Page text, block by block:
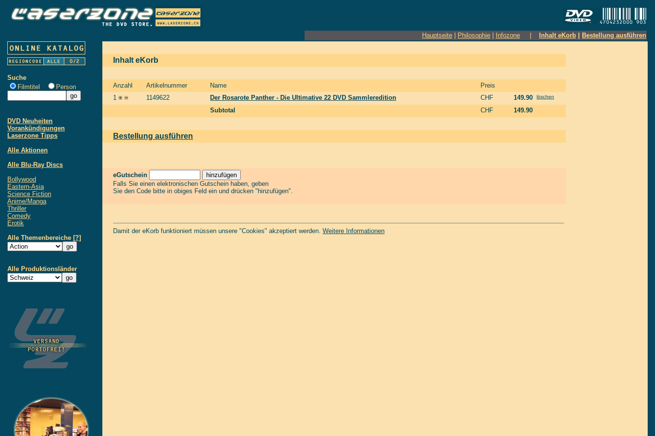
Hauptseite Philosophie Infozone Inhalt eKorb Bestellung ausführen
Suche
Filmtitel
Person
DVD Neuheiten
Vorankündigungen
Laserzone Tipps
Alle Aktionen
Alle Blu-Ray Discs
Bollywood
Eastern-Asia
Science Fiction
Anime/Manga
Thriller
Comedy
Erotik
Alle Themenbereiche [?]
Alle Produktionsländer
Inhalt eKorb
Anzahl Artikelnummer Name
Preis
1
1149622 Der Rosarote Panther - Die Ultimative 22 DVD Sammleredition CHF 149.90 löschen
Subtotal CHF 149.90
Bestellung ausführen
eGutschein
Falls Sie einen elektronischen Gutschein haben, geben
Sie den Code bitte in obiges Feld ein und drücken "hinzufügen".
Damit der eKorb funktioniert müssen unsere "Cookies" akzeptiert werden. Weitere Informationen